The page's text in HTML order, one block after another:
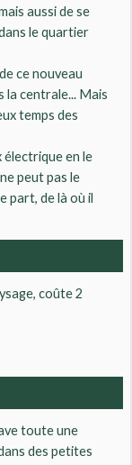
aussi de se
le quartier
ce nouveau
la centrale... Mais
temps des
en le
peut pas le
part, de là où il
coûte 2
toute une
des petites